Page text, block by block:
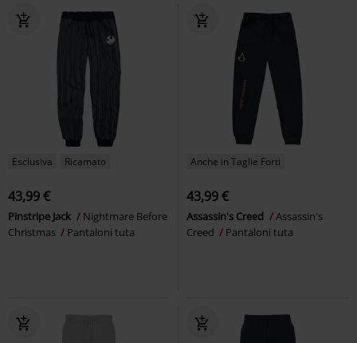
Esclusiva Ricamato
43,99 €
Pinstripe Jack
Nightmare Before
Christmas
Pantaloni tuta
Anche in Taglie Forti
43,99 €
Assassin's Creed
Assassin's
Creed
Pantaloni tuta